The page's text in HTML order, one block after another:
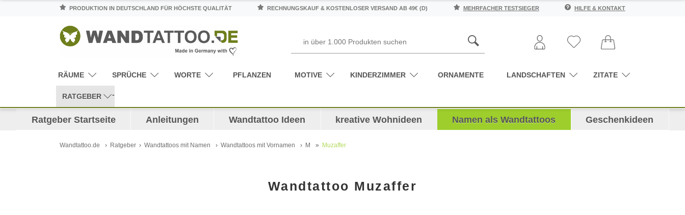
PRODUKTION IN DEUTSCHLAND FÜR HÖCHSTE QUALITÄT RECHNUNGSKAUF & KOSTENLOSER VERSAND AB 49€ (D) MEHRFACHER TESTSIEGER HILFE & KONTAKT
RÄUME SPRÜCHE WORTE PFLANZEN MOTIVE KINDERZIMMER ORNAMENTE LANDSCHAFTEN ZITATE
RATGEBER
Ratgeber Startseite Anleitungen Wandtattoo Ideen kreative Wohnideen Namen als Wandtattoos Geschenkideen
Wandtattoo.de Ratgeber Wandtattoos mit Namen Wandtattoos mit Vornamen M Muzaffer
Wandtattoo Muzaffer